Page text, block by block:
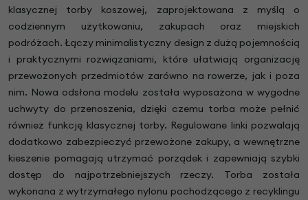
klasycznej torby koszowej, zaprojektowana z myślą o
codziennym użytkowaniu, zakupach oraz miejskich
podróżach. Łączy minimalistyczny design z dużą pojemnością
i praktycznymi rozwiązaniami, które ułatwiają organizację
przewożonych przedmiotów zarówno na rowerze, jak i poza
nim. Nowa odsłona modelu została wyposażona w wygodne
uchwyty do przenoszenia, dzięki czemu torba może pełnić
również funkcję klasycznej torby. Regulowane linki pozwalają
dodatkowo zabezpieczyć przewożone zakupy, a wewnętrzne
kieszenie pomagają utrzymać porządek i zapewniają szybki
dostęp do najpotrzebniejszych rzeczy. Torba została
wykonana z wytrzymałego nylonu pochodzącego z recyklingu